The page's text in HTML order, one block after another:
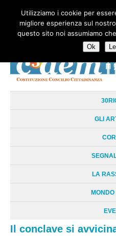
HOME CHI SIAMO LA RETE LE
AREE TEMATICHE
GLI
LA
MONDO
Il conclave si
Utilizziamo i cookie per
migliore esperienza sul
questo sito noi assumiamo
Ok